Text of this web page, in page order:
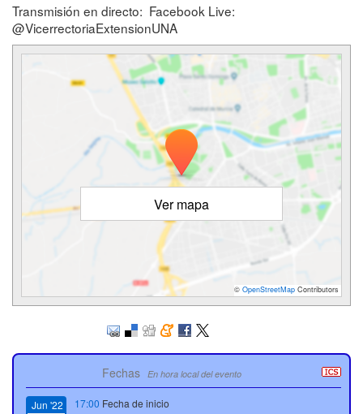
Transmisión en directo: Facebook Live:
@VicerrectoriaExtensionUNA
Ver mapa
© OpenStreetMap Contributors
Fechas En hora local del evento
Jun '22 17:00 Fecha de inicio